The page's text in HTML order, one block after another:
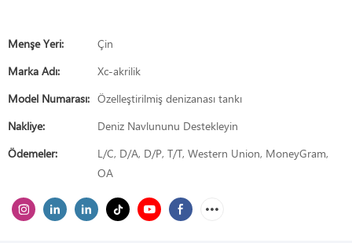
Menşe Yeri:
Çin
Marka Adı:
Xc-akrilik
Model Numarası: Özelleştirilmiş denizanası tankı
Nakliye:
Deniz Navlununu Destekleyin
Ödemeler:
L/C, D/A, D/P, T/T, Western Union, MoneyGram,
OA